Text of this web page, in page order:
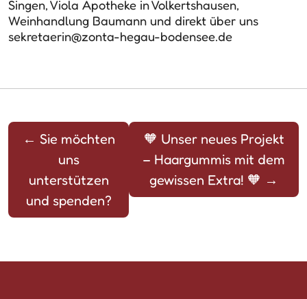
Singen, Viola Apotheke in Volkertshausen,
Weinhandlung Baumann und direkt über uns
sekretaerin@zonta-hegau-bodensee.de
← Sie möchten
uns
unterstützen
und spenden?
🧡 Unser neues Projekt
– Haargummis mit dem
gewissen Extra! 🧡 →